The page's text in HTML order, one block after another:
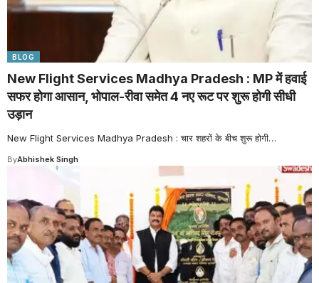
BLOG
New Flight Services Madhya Pradesh : MP में हवाई
सफर होगा आसान, भोपाल-रीवा समेत 4 नए रूट पर शुरू होगी सीधी
उड़ान
New Flight Services Madhya Pradesh : चार शहरों के बीच शुरू होगी…
ByAbhishek Singh